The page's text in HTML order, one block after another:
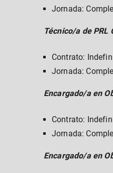
Jornada:
Técnico/a de PRL
Contrato:
Jornada:
Encargado/a en
Contrato:
Jornada:
Encargado/a en